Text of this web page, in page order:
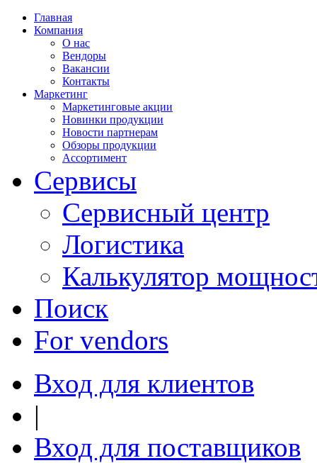
Главная
Компания
О нас
Вендоры
Вакансии
Контакты
Маркетинг
Маркетинговые акции
Новинки продукции
Новости партнерам
Обзоры продукции
Ассортимент
Сервисы
Сервисный центр
Логистика
Калькулятор
Поиск
For vendors
Вход для клиентов
|
Вход для поставщиков